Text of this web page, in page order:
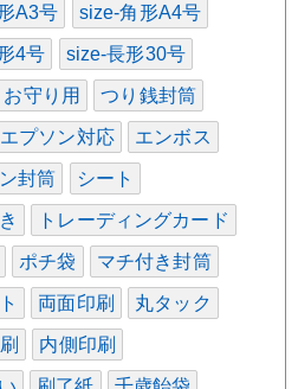
A3号 size-角形A4号
4号 size-長形30号
守り用 つり銭封筒
エプソン対応 エンボス
封筒 シート
トレーディングカード
ポチ袋 マチ付き封筒
両面印刷 丸タック
内側印刷